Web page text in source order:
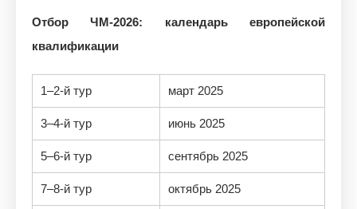
Отбор ЧМ-2026: календарь европейской
квалификации
1–2-й тур март 2025
3–4-й тур июнь 2025
5–6-й тур сентябрь 2025
7–8-й тур октябрь 2025